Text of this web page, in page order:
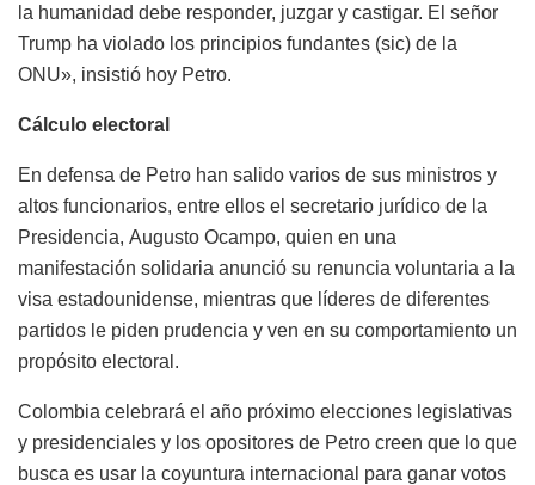
la humanidad debe responder, juzgar y castigar. El señor
Trump ha violado los principios fundantes (sic) de la
ONU», insistió hoy Petro.
Cálculo electoral
En defensa de Petro han salido varios de sus ministros y
altos funcionarios, entre ellos el secretario jurídico de la
Presidencia, Augusto Ocampo, quien en una
manifestación solidaria anunció su renuncia voluntaria a la
visa estadounidense, mientras que líderes de diferentes
partidos le piden prudencia y ven en su comportamiento un
propósito electoral.
Colombia celebrará el año próximo elecciones legislativas
y presidenciales y los opositores de Petro creen que lo que
busca es usar la coyuntura internacional para ganar votos